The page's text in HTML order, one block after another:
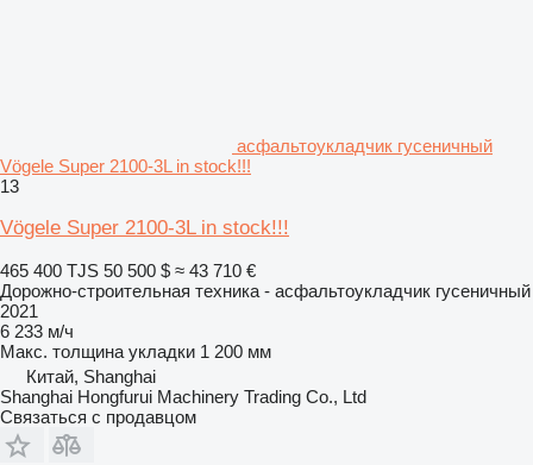
асфальтоукладчик гусеничный
Vögele Super 2100-3L in stock!!!
13
Vögele Super 2100-3L in stock!!!
465 400 TJS 50 500 $ ≈ 43 710 €
Дорожно-строительная техника - асфальтоукладчик гусеничный
2021
6 233 м/ч
Макс. толщина укладки 1 200 мм
Китай, Shanghai
Shanghai Hongfurui Machinery Trading Co., Ltd
Связаться с продавцом